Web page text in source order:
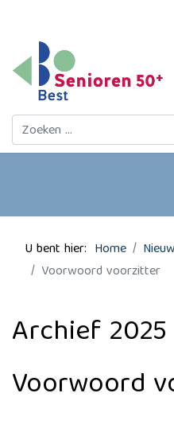
Zoeken
U bent hier: Home
Voorwoord voorzitter
Archief 2025
Voorwoord